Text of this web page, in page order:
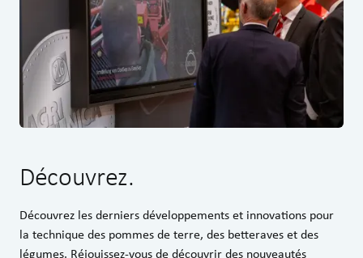
Découvrez.
Découvrez les derniers développements et innovations pour
la technique des pommes de terre, des betteraves et des
légumes. Réjouissez-vous de découvrir des nouveautés